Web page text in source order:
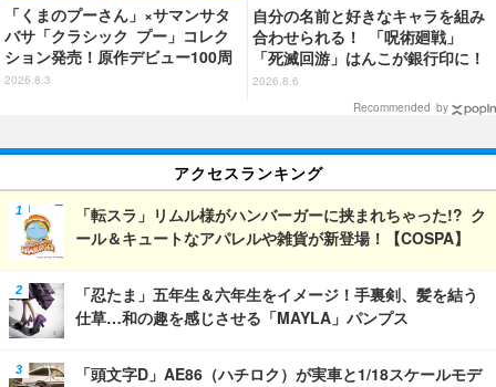
「くまのプーさん」×サマンサタ
バサ「クラシック プー」コレク
ション発売！原作デビュー100周
年記念でハンドバッグや財布など
2026.8.3
自分の名前と好きなキャラを組み
合わせられる！ 「呪術廻戦」
「死滅回游」はんこが銀行印に！
虎杖悠仁、乙骨憂太ら16キャラ追
2026.8.6
Recommended by
アクセスランキング
「転スラ」リムル様がハンバーガーに挟まれちゃった!? ク
ール＆キュートなアパレルや雑貨が新登場！【COSPA】
「忍たま」五年生＆六年生をイメージ！手裏剣、髪を結う
仕草…和の趣を感じさせる「MAYLA」パンプス
「頭文字D」AE86（ハチロク）が実車と1/18スケールモデ